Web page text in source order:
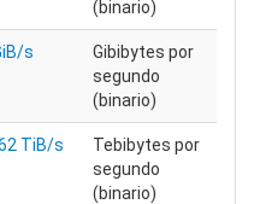
(binario)
s
Gibibytes por
segundo
(binario)
TiB/s
Tebibytes por
segundo
(binario)